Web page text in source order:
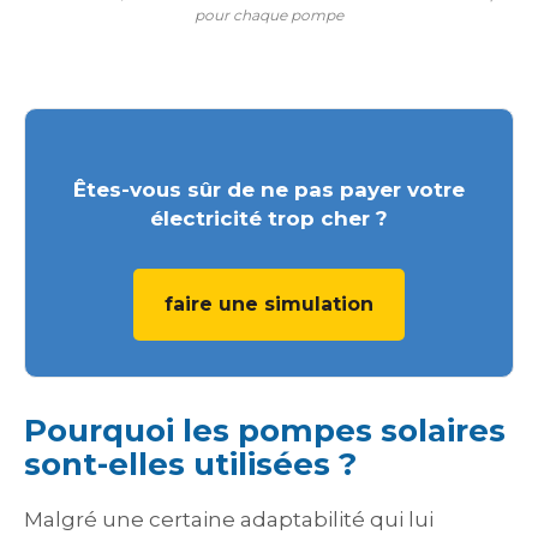
pour chaque pompe
Êtes-vous sûr de ne pas payer votre
électricité trop cher ?
faire une simulation
Pourquoi les pompes solaires
sont-elles utilisées ?
Malgré une certaine adaptabilité qui lui